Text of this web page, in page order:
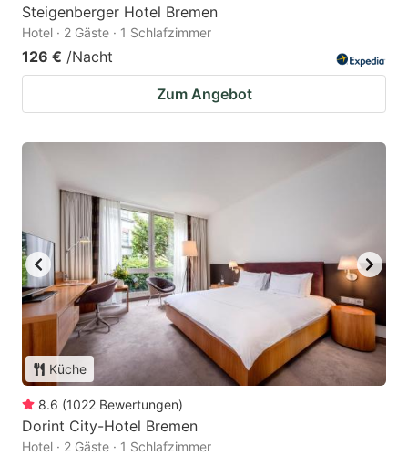
Steigenberger Hotel Bremen
Hotel · 2 Gäste · 1 Schlafzimmer
126 € /Nacht
Zum Angebot
Küche
8.6 (1022 Bewertungen)
Dorint City-Hotel Bremen
Hotel · 2 Gäste · 1 Schlafzimmer